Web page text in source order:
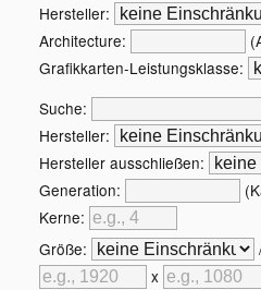
Hersteller:
Architecture:
Grafikkarten-Leistungsklasse:
Suche:
Hersteller:
Hersteller ausschließen:
Generation:
Kerne:
Größe:
x